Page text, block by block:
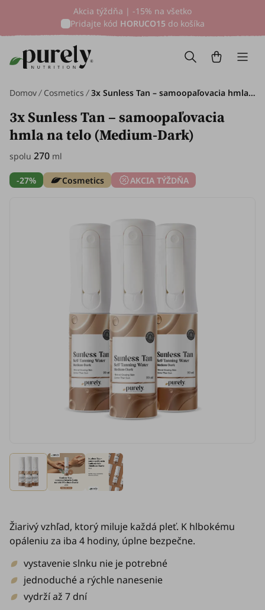
Akcia týždňa | -15% na všetko
Pridajte kód HORUCO15 do košíka
Domov Cosmetics 3x Sunless Tan – samoopaľovacia hmla na telo (Medium-Dark), spolu 270 ml
3x Sunless Tan – samoopaľovacia
hmla na telo (Medium-Dark)
spolu 270 ml
-27% Cosmetics AKCIA TÝŽDŇA
Žiarivý vzhľad, ktorý miluje každá pleť. K hlbokému
opáleniu za iba 4 hodiny, úplne bezpečne.
vystavenie slnku nie je potrebné
jednoduché a rýchle nanesenie
vydrží až 7 dní